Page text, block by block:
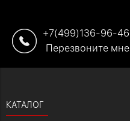
+7(499)136-96-46
Перезвоните мне
КАТАЛОГ